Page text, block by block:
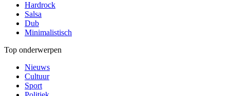
Hardrock
Salsa
Dub
Minimalistisch
Top onderwerpen
Nieuws
Cultuur
Sport